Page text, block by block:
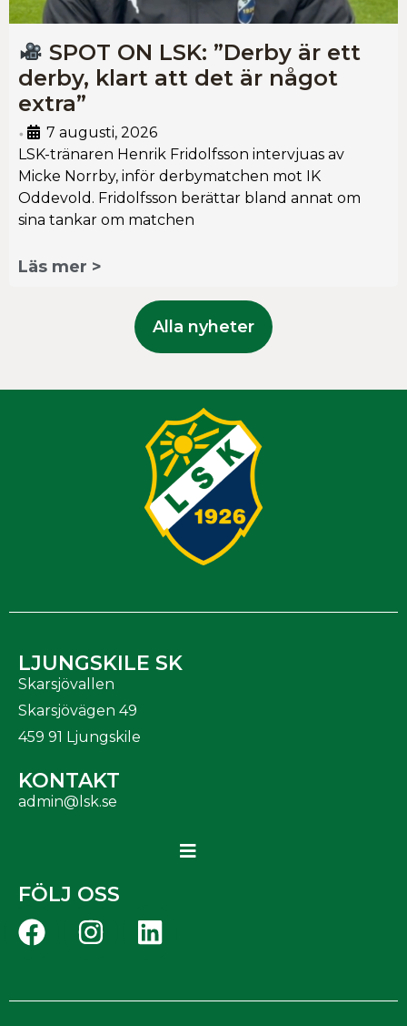
SPOT ON LSK: ”Derby är ett
derby, klart att det är något
extra”
•
7 augusti, 2026
LSK-tränaren Henrik Fridolfsson intervjuas av
Micke Norrby, inför derbymatchen mot IK
Oddevold. Fridolfsson berättar bland annat om
sina tankar om matchen
Läs mer >
Alla nyheter
LJUNGSKILE SK
Skarsjövallen
Skarsjövägen 49
459 91 Ljungskile
KONTAKT
admin@lsk.se
FÖLJ OSS